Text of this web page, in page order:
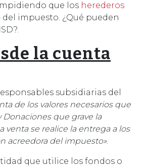
que los herederos
impuesto. ¿Qué pueden
la cuenta
subsidiarias del
de los valores necesarios que
que grave la
venta se realice la entrega a los
acreedora del impuesto».
que utilice los fondos o